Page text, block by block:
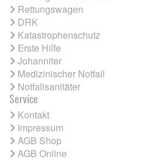
Rettungswagen
DRK
Katastrophenschutz
Erste Hilfe
Johanniter
Medizinischer Notfall
Notfallsanitäter
Service
Kontakt
Impressum
AGB Shop
AGB Online